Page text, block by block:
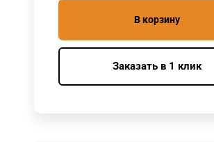
В корзину
Заказать в 1 клик